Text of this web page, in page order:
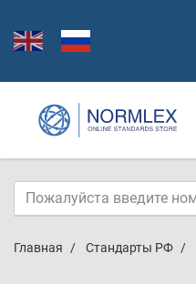
Главная Стандарты РФ